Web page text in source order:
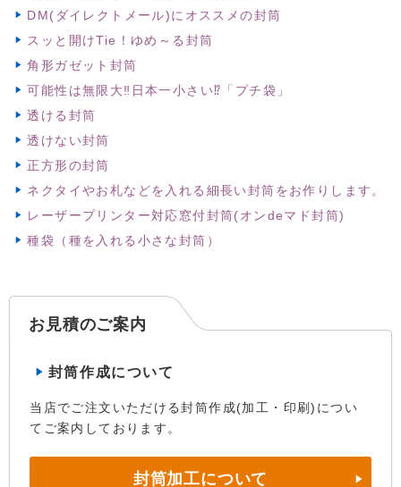
DM(ダイレクトメール)にオススメの封筒
スッと開けTie！ゆめ～る封筒
角形ガゼット封筒
可能性は無限大‼日本一小さい⁉「プチ袋」
透ける封筒
透けない封筒
正方形の封筒
ネクタイやお札などを入れる細長い封筒をお作りします。
レーザープリンター対応窓付封筒(オンdeマド封筒)
種袋（種を入れる小さな封筒）
お見積のご案内
封筒作成について
当店でご注文いただける封筒作成(加工・印刷)につい
てご案内しております。
封筒加工について